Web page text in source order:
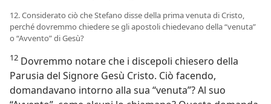
12. Considerato ciò che Stefano disse della prima venuta di Cristo,
perché dovremmo chiedere se gli apostoli chiedevano della “venuta”
o “Avvento” di Gesù?
12 Dovremmo notare che i discepoli chiesero della
Parusia del Signore Gesù Cristo. Ciò facendo,
domandavano intorno alla sua “venuta”? Al suo